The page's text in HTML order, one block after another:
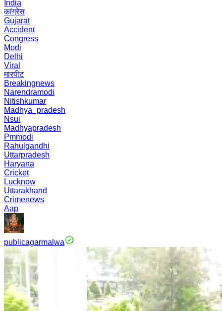
India
कांग्रेस
Gujarat
Accident
Congress
Modi
Delhi
Viral
मारपीट
Breakingnews
Narendramodi
Nitishkumar
Madhya_pradesh
Nsui
Madhyapradesh
Pmmodi
Rahulgandhi
Uttarpradesh
Haryana
Cricket
Lucknow
Uttarakhand
Crimenews
Aap
publicagarmalwa